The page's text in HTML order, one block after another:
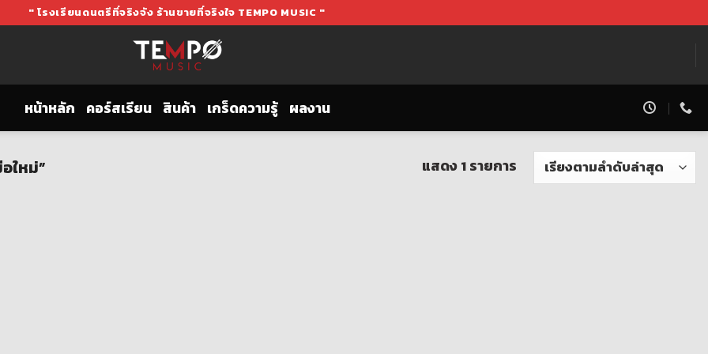
" โรงเรียนดนตรีที่จริงจัง ร้านขายที่จริงใจ TEMPO MUSIC "
หน้าหลัก คอร์สเรียน สินค้า เกร็ดความรู้ ผลงาน
ใหม่” แสดง 1 รายการ